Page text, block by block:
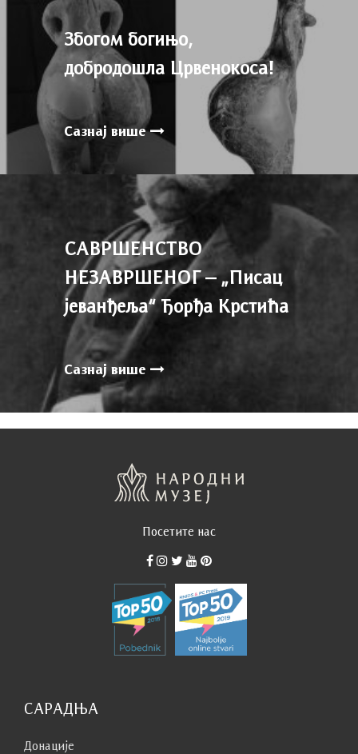
Збогом богињо,
добродошла Црвенокоса!
Сазнај више
САВРШЕНСТВО
НЕЗАВРШЕНОГ – „Писац
јеванђеља“ Ђорђа Крстића
Сазнај више
Посетите нас
САРАДЊА
Донације